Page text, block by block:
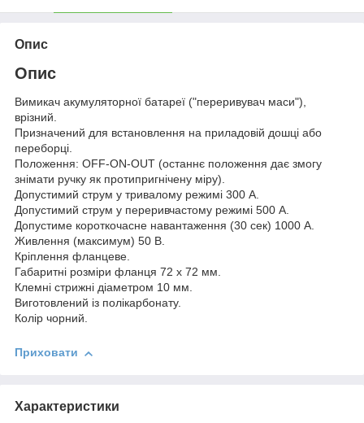
Опис
Опис
Вимикач акумуляторної батареї ("переривувач маси"),
врізний.
Призначений для встановлення на приладовій дошці або
переборці.
Положення: OFF-ON-OUT (останнє положення дає змогу
знімати ручку як протипригнічену міру).
Допустимий струм у тривалому режимі 300 А.
Допустимий струм у переривчастому режимі 500 А.
Допустиме короткочасне навантаження (30 сек) 1000 A.
Живлення (максимум) 50 В.
Кріплення фланцеве.
Габаритні розміри фланця 72 х 72 мм.
Клемні стрижні діаметром 10 мм.
Виготовлений із полікарбонату.
Колір чорний.
Приховати
Характеристики